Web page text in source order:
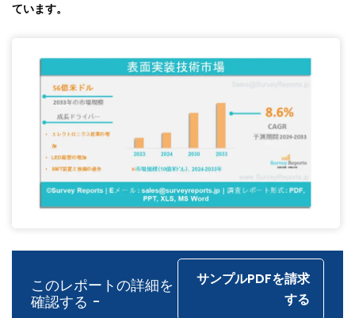
ています。
このレポートの詳細を
確認する -
サンプルPDFを請求
する